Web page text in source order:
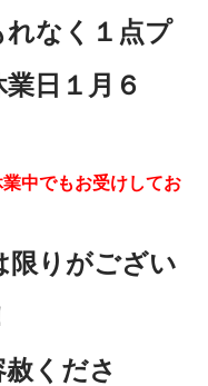
れなく１点プ
日１月６
中でもお受けしてお
限りがござい
赦くださ